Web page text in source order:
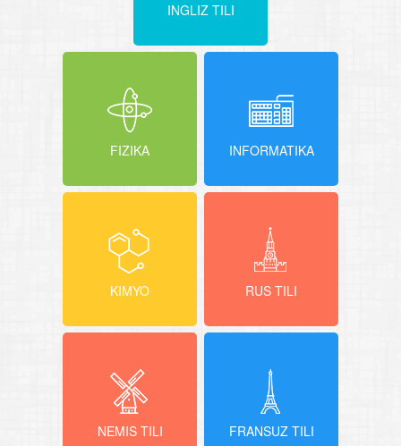
INGLIZ TILI
FIZIKA INFORMATIKA
KIMYO RUS TILI
NEMIS TILI FRANSUZ TILI